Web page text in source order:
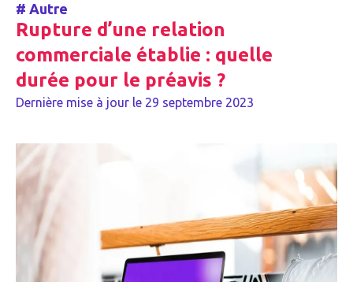
# Autre
Rupture d’une relation
commerciale établie : quelle
durée pour le préavis ?
Dernière mise à jour le 29 septembre 2023